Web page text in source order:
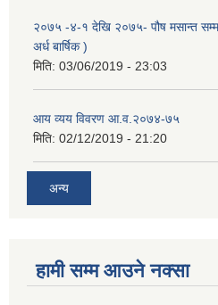
२०७५ -४-१ देखि २०७५- पौष मसान्त
अर्ध बार्षिक )
मिति: 03/06/2019 - 23:03
आय व्यय विवरण आ.व.२०७४-७५
मिति: 02/12/2019 - 21:20
अन्य
हामी सम्म आउने नक्सा